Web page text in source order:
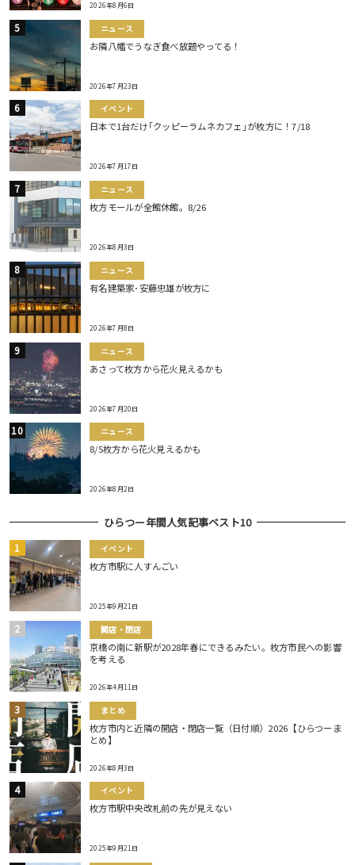
2026年8月6日
ニュース
お隣八幡でうなぎ食べ放題やってる！
2026年7月23日
イベント
日本で1台だけ｢クッピーラムネカフェ｣が枚方に！7/18
2026年7月17日
ニュース
枚方モールが全館休館。8/26
2026年8月3日
ニュース
有名建築家･安藤忠雄が枚方に
2026年7月8日
ニュース
あさって枚方から花火見えるかも
2026年7月20日
ニュース
8/5枚方から花火見えるかも
2026年8月2日
ひらつー年間人気記事ベスト10
イベント
枚方市駅に人すんごい
2025年9月21日
開店・閉店
京橋の南に新駅が2028年春にできるみたい。枚方市民への影響
を考える
2026年4月11日
まとめ
枚方市内と近隣の開店・閉店一覧（日付順）2026【ひらつーま
とめ】
2026年8月3日
イベント
枚方市駅中央改札前の先が見えない
2025年9月21日